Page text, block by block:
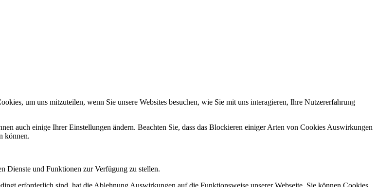
um uns mitzuteilen, wenn Sie unsere Websites besuchen, wie Sie mit uns interagieren, Ihre Nutzererfahrung
auch einige Ihrer Einstellungen ändern. Beachten Sie, dass das Blockieren einiger Arten von Cookies Auswirkungen
können.
Dienste und Funktionen zur Verfügung zu stellen.